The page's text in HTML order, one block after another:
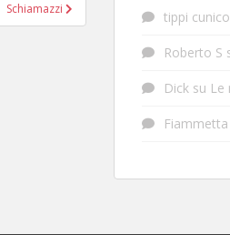
Schiamazzi tippi
Roberto S
Dick su Le
Fiammetta